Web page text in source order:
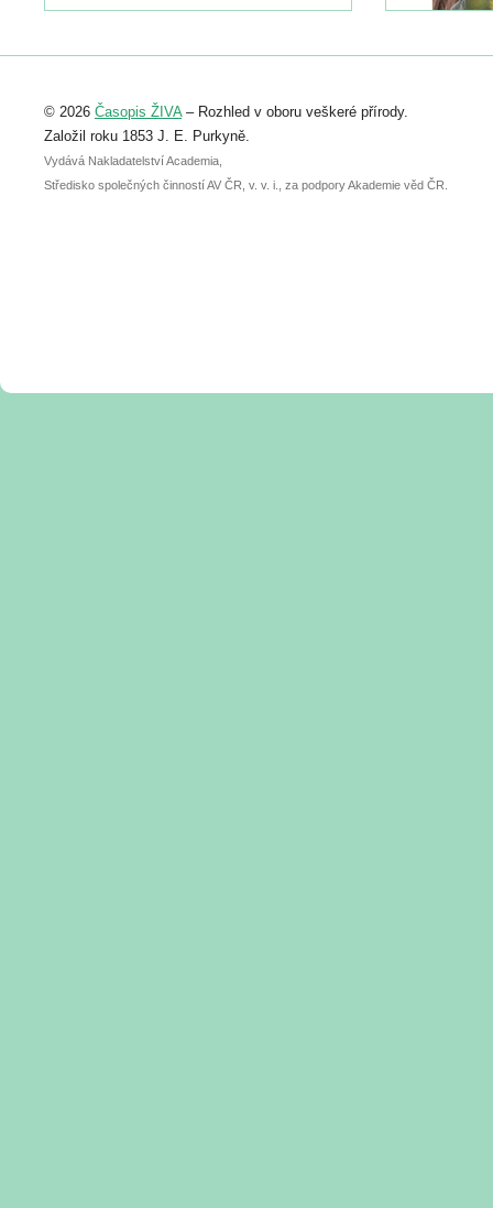
Registrovat se můžete do 6. září.
abstraktu přihlášené přednášky nebo
posteru je už 30. června.
© 2026 Časopis ŽIVA– Rozhled v oboru veškeré přírody.
Založil roku 1853 J. E. Purkyně.
Vydává Nakladatelství Academia,
Středisko společných činností AV ČR, v. v. i., za podpory Akademie věd ČR.